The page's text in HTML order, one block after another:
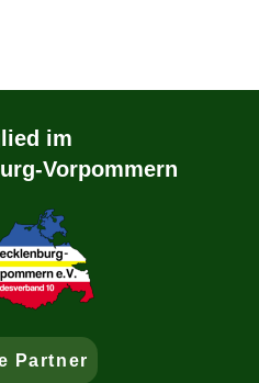
im
Vorpommern
Partner